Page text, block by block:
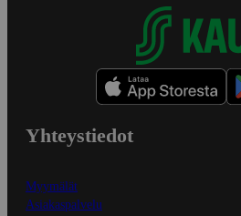
Yhteystiedot
Myymälät
Asiakaspalvelu